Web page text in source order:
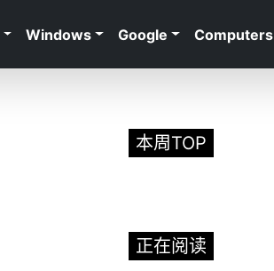
Windows Google Computers
本周TOP
正在阅读